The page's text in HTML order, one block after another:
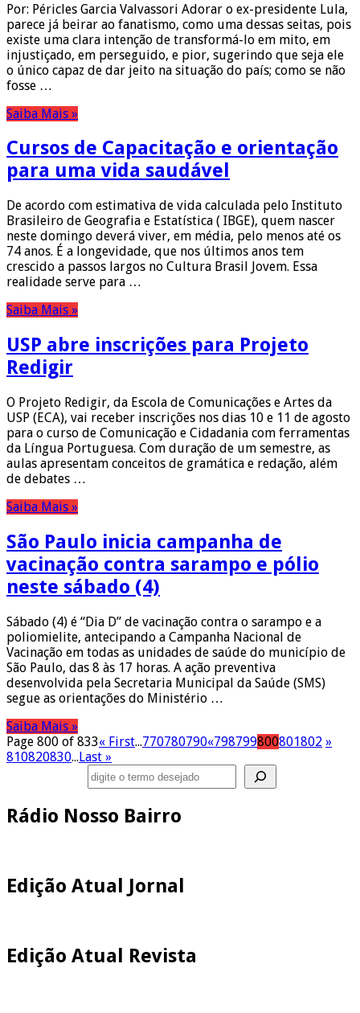
Por: Péricles Garcia Valvassori Adorar o ex-presidente Lula,
parece já beirar ao fanatismo, como uma dessas seitas, pois
existe uma clara intenção de transformá-lo em mito, em
injustiçado, em perseguido, e pior, sugerindo que seja ele
o único capaz de dar jeito na situação do país; como se não
fosse …
Saiba Mais »
Cursos de Capacitação e orientação
para uma vida saudável
De acordo com estimativa de vida calculada pelo Instituto
Brasileiro de Geografia e Estatística ( IBGE), quem nascer
neste domingo deverá viver, em média, pelo menos até os
74 anos. É a longevidade, que nos últimos anos tem
crescido a passos largos no Cultura Brasil Jovem. Essa
realidade serve para …
Saiba Mais »
USP abre inscrições para Projeto
Redigir
O Projeto Redigir, da Escola de Comunicações e Artes da
USP (ECA), vai receber inscrições nos dias 10 e 11 de agosto
para o curso de Comunicação e Cidadania com ferramentas
da Língua Portuguesa. Com duração de um semestre, as
aulas apresentam conceitos de gramática e redação, além
de debates …
Saiba Mais »
São Paulo inicia campanha de
vacinação contra sarampo e pólio
neste sábado (4)
Sábado (4) é “Dia D” de vacinação contra o sarampo e a
poliomielite, antecipando a Campanha Nacional de
Vacinação em todas as unidades de saúde do município de
São Paulo, das 8 às 17 horas. A ação preventiva
desenvolvida pela Secretaria Municipal da Saúde (SMS)
segue as orientações do Ministério …
Saiba Mais »
Page 800 of 833« First...770780790«798799800801802 »
810820830...Last »
Rádio Nosso Bairro
Edição Atual Jornal
Edição Atual Revista